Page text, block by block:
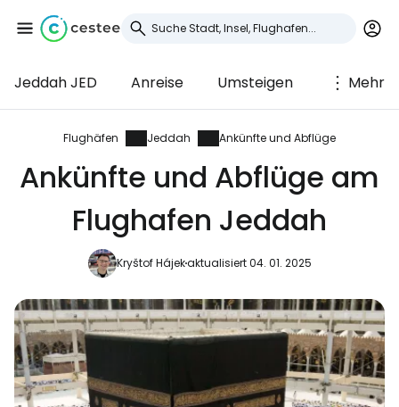
Jeddah JED Anreise Umsteigen Mehr
Flughäfen Jeddah Ankünfte und Abflüge
Ankünfte und Abflüge am
Flughafen Jeddah
Kryštof Hájekaktualisiert 04. 01. 2025
Anmeldung bei
Cestee
... die weltweite Reise-Community
Weiter mit Facebook
Weiter mit E-Mail